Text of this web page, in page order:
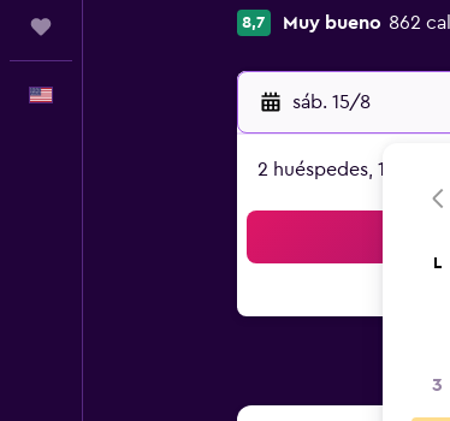
8,7 Muy bueno 862
sáb. 15/8
2 huéspedes, 1
L
3